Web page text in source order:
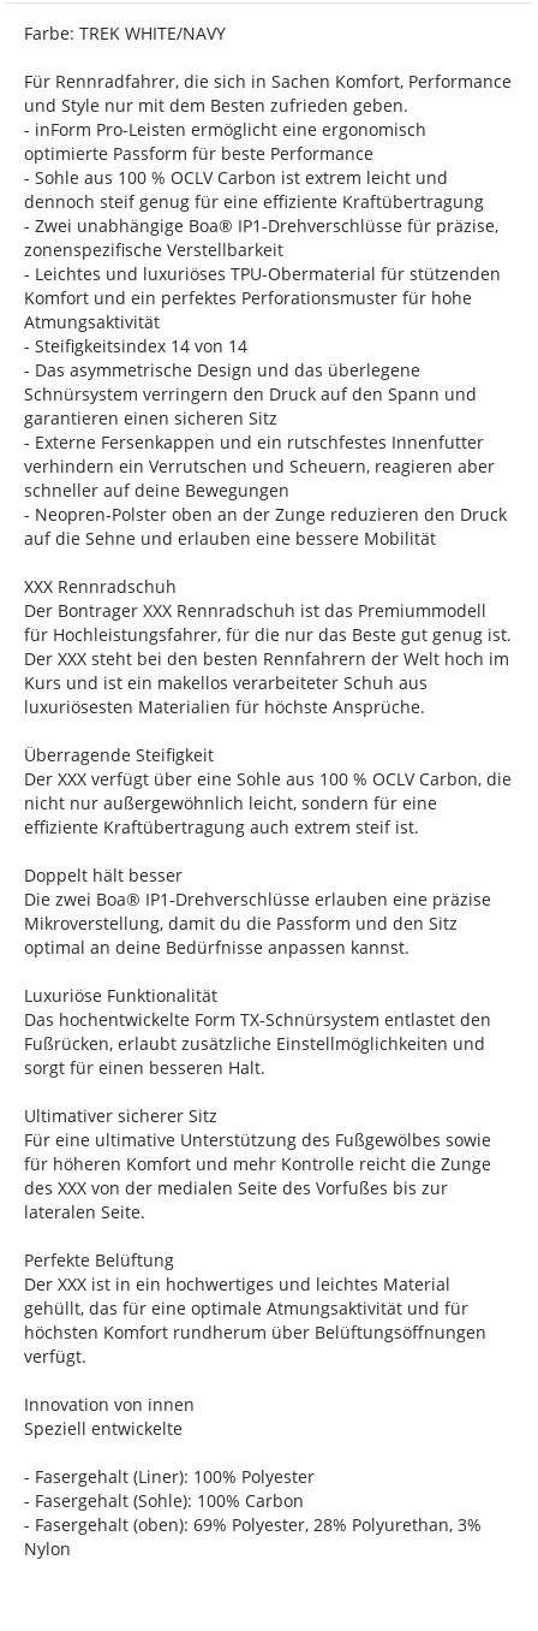
Farbe: TREK WHITE/NAVY
Für Rennradfahrer, die sich in Sachen Komfort, Performance
und Style nur mit dem Besten zufrieden geben.
- inForm Pro-Leisten ermöglicht eine ergonomisch
optimierte Passform für beste Performance
- Sohle aus 100 % OCLV Carbon ist extrem leicht und
dennoch steif genug für eine effiziente Kraftübertragung
- Zwei unabhängige Boa® IP1-Drehverschlüsse für präzise,
zonenspezifische Verstellbarkeit
- Leichtes und luxuriöses TPU-Obermaterial für stützenden
Komfort und ein perfektes Perforationsmuster für hohe
Atmungsaktivität
- Steifigkeitsindex 14 von 14
- Das asymmetrische Design und das überlegene
Schnürsystem verringern den Druck auf den Spann und
garantieren einen sicheren Sitz
- Externe Fersenkappen und ein rutschfestes Innenfutter
verhindern ein Verrutschen und Scheuern, reagieren aber
schneller auf deine Bewegungen
- Neopren-Polster oben an der Zunge reduzieren den Druck
auf die Sehne und erlauben eine bessere Mobilität
XXX Rennradschuh
Der Bontrager XXX Rennradschuh ist das Premiummodell
für Hochleistungsfahrer, für die nur das Beste gut genug ist.
Der XXX steht bei den besten Rennfahrern der Welt hoch im
Kurs und ist ein makellos verarbeiteter Schuh aus
luxuriösesten Materialien für höchste Ansprüche.
Überragende Steifigkeit
Der XXX verfügt über eine Sohle aus 100 % OCLV Carbon, die
nicht nur außergewöhnlich leicht, sondern für eine
effiziente Kraftübertragung auch extrem steif ist.
Doppelt hält besser
Die zwei Boa® IP1-Drehverschlüsse erlauben eine präzise
Mikroverstellung, damit du die Passform und den Sitz
optimal an deine Bedürfnisse anpassen kannst.
Luxuriöse Funktionalität
Das hochentwickelte Form TX-Schnürsystem entlastet den
Fußrücken, erlaubt zusätzliche Einstellmöglichkeiten und
sorgt für einen besseren Halt.
Ultimativer sicherer Sitz
Für eine ultimative Unterstützung des Fußgewölbes sowie
für höheren Komfort und mehr Kontrolle reicht die Zunge
des XXX von der medialen Seite des Vorfußes bis zur
lateralen Seite.
Perfekte Belüftung
Der XXX ist in ein hochwertiges und leichtes Material
gehüllt, das für eine optimale Atmungsaktivität und für
höchsten Komfort rundherum über Belüftungsöffnungen
verfügt.
Innovation von innen
Speziell entwickelte
- Fasergehalt (Liner): 100% Polyester
- Fasergehalt (Sohle): 100% Carbon
- Fasergehalt (oben): 69% Polyester, 28% Polyurethan, 3%
Nylon